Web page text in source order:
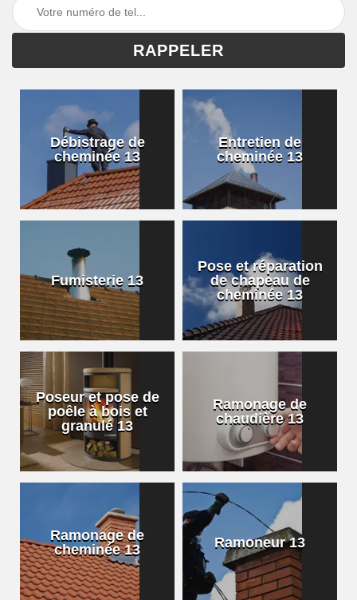
Débistrage de
cheminée 13
Entretien de
cheminée 13
Fumisterie 13
Pose et réparation
de chapeau de
cheminée 13
Poseur et pose de
poêle à bois et
granulé 13
Ramonage de
chaudière 13
Ramonage de
cheminée 13
Ramoneur 13